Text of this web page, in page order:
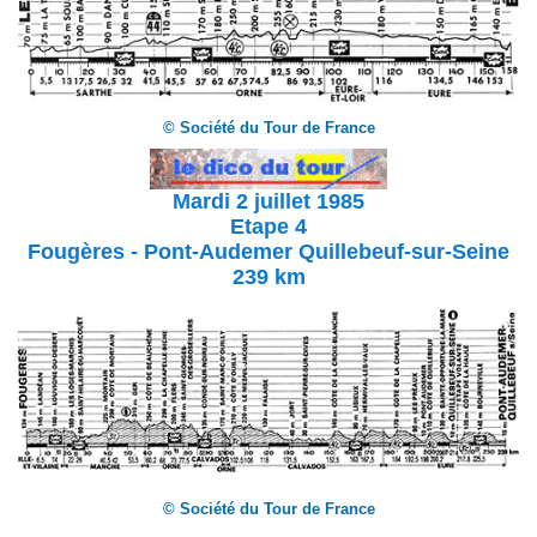
© Société du Tour de France
Mardi 2 juillet 1985
Etape 4
Fougères - Pont-Audemer Quillebeuf-sur-Seine
239 km
© Société du Tour de France